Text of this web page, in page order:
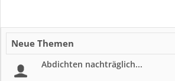
Neue Themen
Abdichten nachträglich...